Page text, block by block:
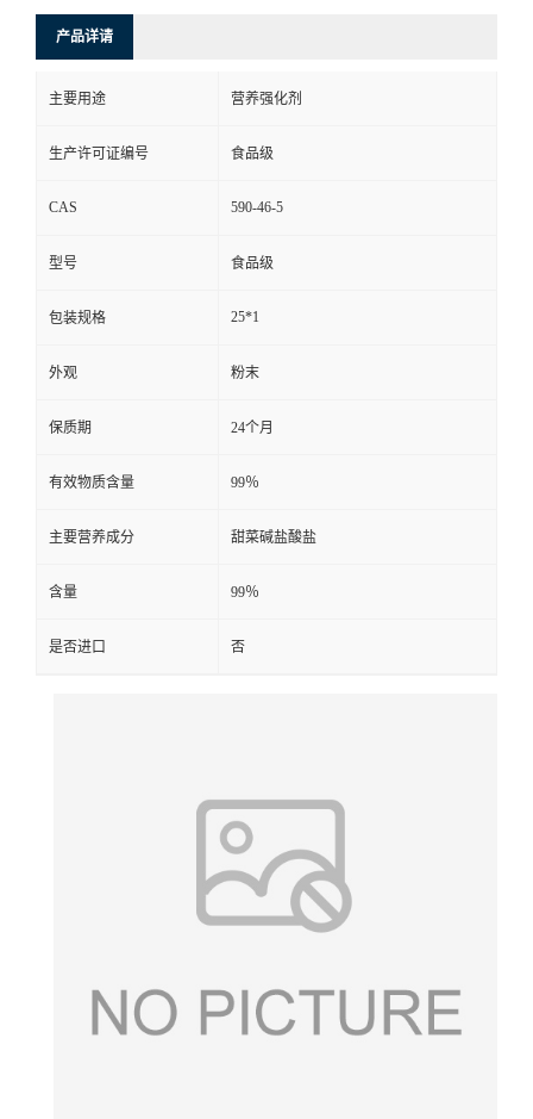
产品详请
主要用途 营养强化剂
生产许可证编号 食品级
CAS 590-46-5
型号 食品级
包装规格 25*1
外观 粉末
保质期 24个月
有效物质含量 99％
主要营养成分 甜菜碱盐酸盐
含量 99％
是否进口 否